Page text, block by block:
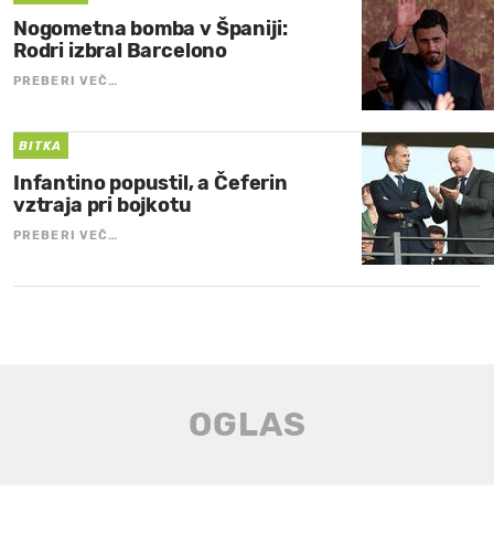
Nogometna bomba v Španiji:
Rodri izbral Barcelono
PREBERI VEČ…
BITKA
Infantino popustil, a Čeferin
vztraja pri bojkotu
PREBERI VEČ…